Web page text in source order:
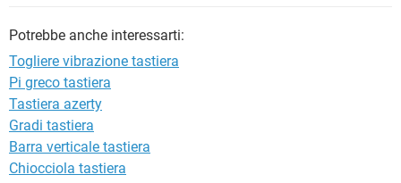
Potrebbe anche interessarti:
Togliere vibrazione tastiera
Pi greco tastiera
Tastiera azerty
Gradi tastiera
Barra verticale tastiera
Chiocciola tastiera